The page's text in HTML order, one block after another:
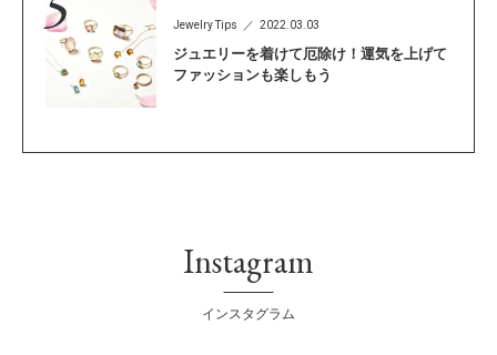
Jewelry Tips 2022.03.03
ジュエリーを着けて厄除け！運気を上げて
ファッションも楽しもう
Instagram
インスタグラム